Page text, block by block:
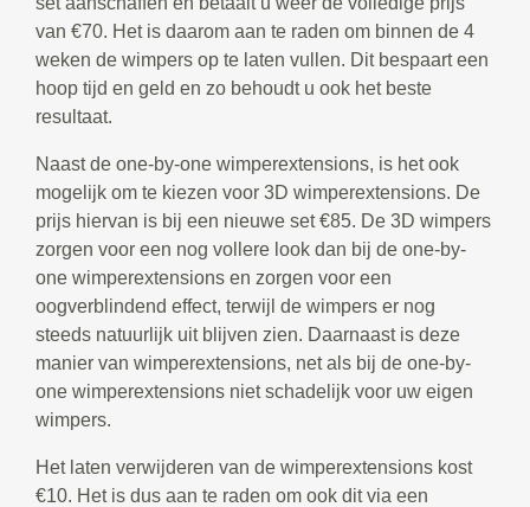
van €70. Het is daarom aan te raden om binnen de 4
weken de wimpers op te laten vullen. Dit bespaart een
hoop tijd en geld en zo behoudt u ook het beste
resultaat.
Naast de one-by-one wimperextensions, is het ook
mogelijk om te kiezen voor 3D wimperextensions. De
prijs hiervan is bij een nieuwe set €85. De 3D wimpers
zorgen voor een nog vollere look dan bij de one-by-
one wimperextensions en zorgen voor een
oogverblindend effect, terwijl de wimpers er nog
steeds natuurlijk uit blijven zien. Daarnaast is deze
manier van wimperextensions, net als bij de one-by-
one wimperextensions niet schadelijk voor uw eigen
wimpers.
Het laten verwijderen van de wimperextensions kost
€10. Het is dus aan te raden om ook dit via een